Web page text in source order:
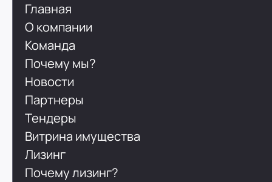
Главная
О компании
Команда
Почему мы?
Новости
Партнеры
Тендеры
Витрина имущества
Лизинг
Почему лизинг?